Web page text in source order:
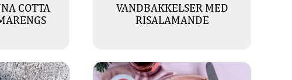
COTTA
VANDBAKKELSER MED
RISALAMANDE